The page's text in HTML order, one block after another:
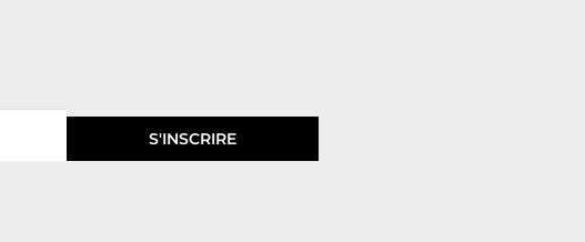
S'INSCRIRE